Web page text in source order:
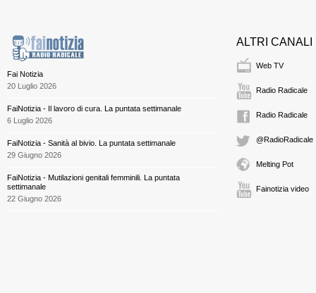
Fai Notizia
20 Luglio 2026
FaiNotizia - Il lavoro di cura. La puntata settimanale
6 Luglio 2026
FaiNotizia - Sanità al bivio. La puntata settimanale
29 Giugno 2026
FaiNotizia - Mutilazioni genitali femminili. La puntata
settimanale
22 Giugno 2026
ALTRI CANALI
Web TV
Radio Radicale
Radio Radicale
@RadioRadicale
Melting Pot
Fainotizia video